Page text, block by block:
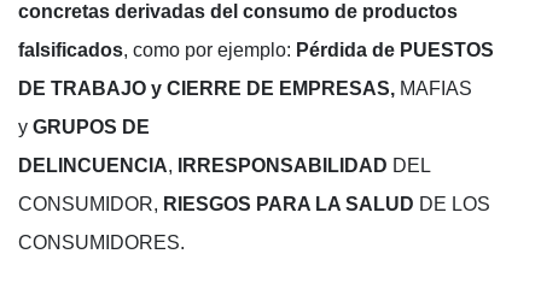
concretas derivadas del consumo de productos
falsificados, como por ejemplo: Pérdida de PUESTOS
DE TRABAJO y CIERRE DE EMPRESAS, MAFIAS
y GRUPOS DE
DELINCUENCIA, IRRESPONSABILIDAD DEL
CONSUMIDOR, RIESGOS PARA LA SALUD DE LOS
CONSUMIDORES.